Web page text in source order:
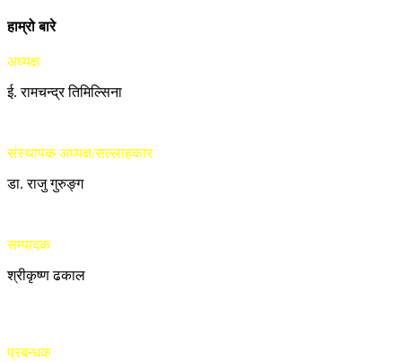
हाम्रो बारे
अध्यक्ष
ई. रामचन्द्र तिमिल्सिना
संस्थापक अध्यक्ष/सल्लाहकार
डा. राजु गुरुङ्ग
सम्पादक
श्रीकृष्ण ढकाल
प्रबन्धक